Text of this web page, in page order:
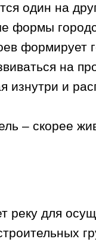
один на
формы
формирует
на
изнутри и
– скорее
реку для